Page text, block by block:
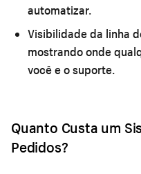
automatizar.
Visibilidade da linha
mostrando onde
você e o suporte.
Quanto Custa um
Pedidos?